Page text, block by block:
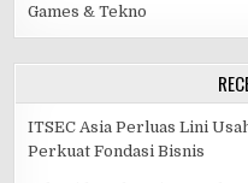
Games & Tekno
ITSEC Asia Perluas Lini
Perkuat Fondasi Bisnis